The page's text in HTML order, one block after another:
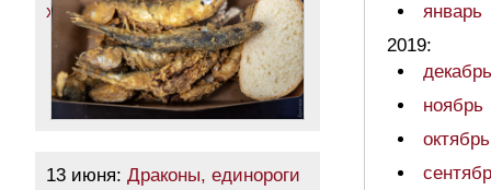
херсонцев (фоторепортаж)
13 июня: Драконы, единороги
январь
2019:
декабрь
ноябрь
октябрь